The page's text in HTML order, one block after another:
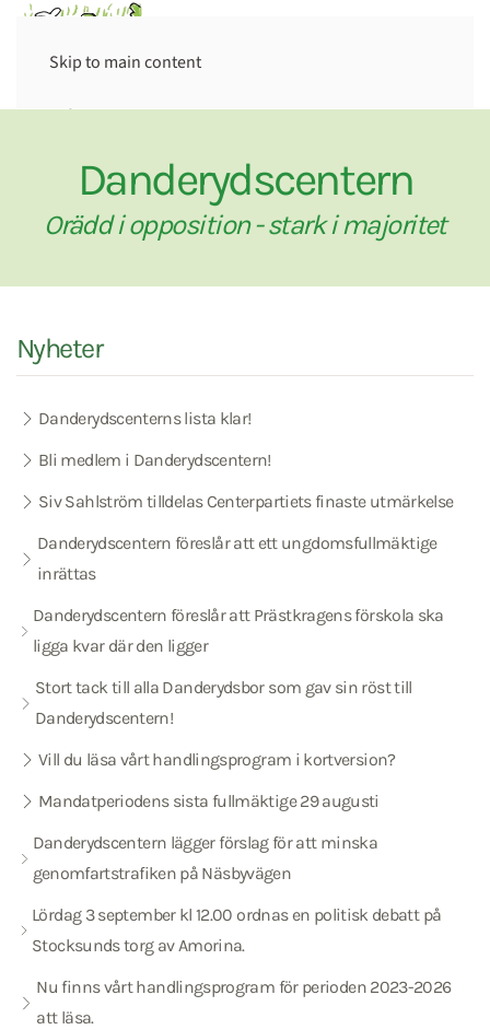
Skip to main content
Danderydscentern
Orädd i opposition - stark i majoritet
Nyheter
Danderydscenterns lista klar!
Bli medlem i Danderydscentern!
Siv Sahlström tilldelas Centerpartiets finaste utmärkelse
Danderydscentern föreslår att ett ungdomsfullmäktige
inrättas
Danderydscentern föreslår att Prästkragens förskola ska
ligga kvar där den ligger
Stort tack till alla Danderydsbor som gav sin röst till
Danderydscentern!
Vill du läsa vårt handlingsprogram i kortversion?
Mandatperiodens sista fullmäktige 29 augusti
Danderydscentern lägger förslag för att minska
genomfartstrafiken på Näsbyvägen
Lördag 3 september kl 12.00 ordnas en politisk debatt på
Stocksunds torg av Amorina.
Nu finns vårt handlingsprogram för perioden 2023-2026
att läsa.